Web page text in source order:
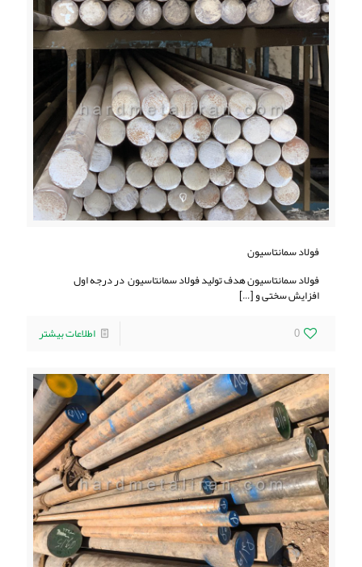
فولاد سمانتاسیون
فولاد سمانتاسیون هدف تولید فولاد سمانتاسیون در درجه اول
افزایش سختی و[…]
0
اطلاعات بیشتر